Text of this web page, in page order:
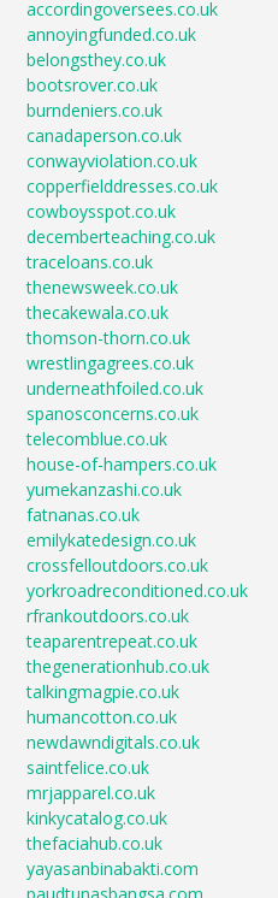
accordingoversees.co.uk
annoyingfunded.co.uk
belongsthey.co.uk
bootsrover.co.uk
burndeniers.co.uk
canadaperson.co.uk
conwayviolation.co.uk
copperfielddresses.co.uk
cowboysspot.co.uk
decemberteaching.co.uk
traceloans.co.uk
thenewsweek.co.uk
thecakewala.co.uk
thomson-thorn.co.uk
wrestlingagrees.co.uk
underneathfoiled.co.uk
spanosconcerns.co.uk
telecomblue.co.uk
house-of-hampers.co.uk
yumekanzashi.co.uk
fatnanas.co.uk
emilykatedesign.co.uk
crossfelloutdoors.co.uk
yorkroadreconditioned.co.uk
rfrankoutdoors.co.uk
teaparentrepeat.co.uk
thegenerationhub.co.uk
talkingmagpie.co.uk
humancotton.co.uk
newdawndigitals.co.uk
saintfelice.co.uk
mrjapparel.co.uk
kinkycatalog.co.uk
thefaciahub.co.uk
yayasanbinabakti.com